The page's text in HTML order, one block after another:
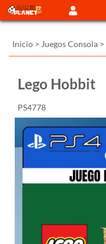
Inicio > Juegos Consola >
Lego Hobbit
PS4778